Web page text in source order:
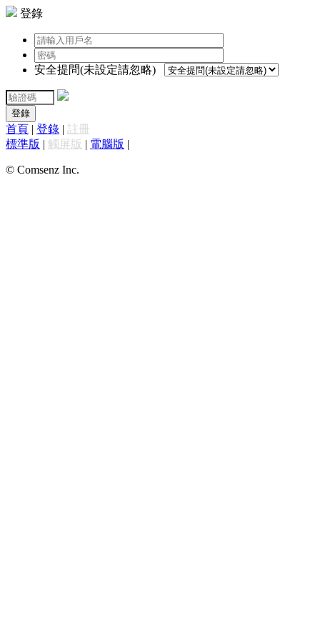
登錄
安全提問(未設定請忽略)
登錄
首頁 | 登錄 | 註冊
標準版 | 觸屏版 | 電腦版 |
© Comsenz Inc.